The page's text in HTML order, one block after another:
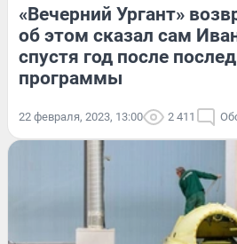
«Вечерний Ургант»
об этом сказал сам
спустя год после
программы
22 февраля, 2023, 13:00 2 411